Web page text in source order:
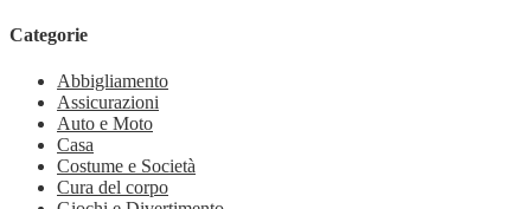
Categorie
Abbigliamento
Assicurazioni
Auto e Moto
Casa
Costume e Società
Cura del corpo